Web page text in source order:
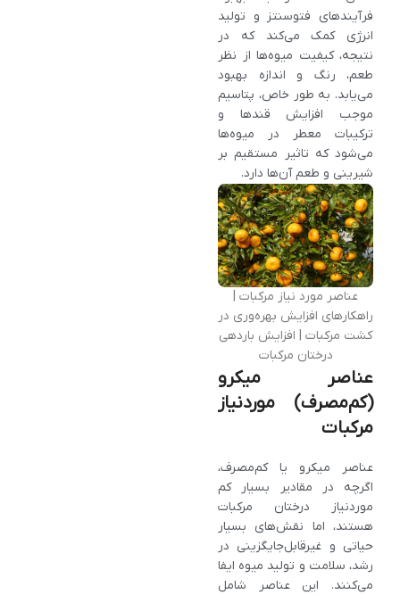
فرآیندهای فتوسنتز و تولید
انرژی کمک می‌کند که در
نتیجه، کیفیت میوه‌ها از نظر
طعم، رنگ و اندازه بهبود
می‌یابد. به طور خاص، پتاسیم
موجب افزایش قندها و
ترکیبات معطر در میوه‌ها
می‌شود که تاثیر مستقیم بر
شیرینی و طعم آن‌ها دارد.
عناصر مورد نیاز مرکبات |
راهکارهای افزایش بهره‌وری در
کشت مرکبات | افزایش باردهی
درختان مرکبات
عناصر میکرو
(کم‌مصرف) موردنیاز
مرکبات
عناصر میکرو یا کم‌مصرف،
اگرچه در مقادیر بسیار کم
موردنیاز درختان مرکبات
هستند، اما نقش‌های بسیار
حیاتی و غیرقابل‌جایگزینی در
رشد، سلامت و تولید میوه ایفا
می‌کنند. این عناصر شامل